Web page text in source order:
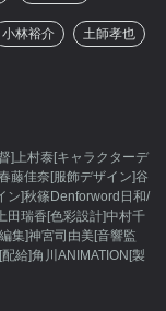
小林裕介 土師孝也
]上村泰[キャラクターデ
藤佳奈[服飾デザイン]谷
ン]秋篠Denforword日和/
田瑞香[色彩設計]中村千
集]神宮司由美[音響監
給]角川ANIMATION[製